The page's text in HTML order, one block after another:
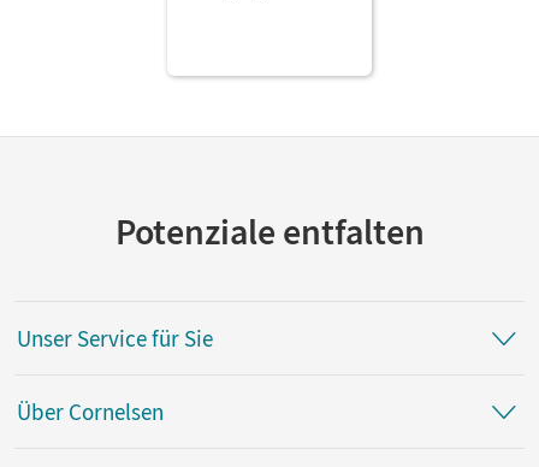
Potenziale entfalten
Unser Service für Sie
Über Cornelsen